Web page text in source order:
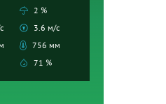
2 %
3.6 м/с
756 мм
71 %